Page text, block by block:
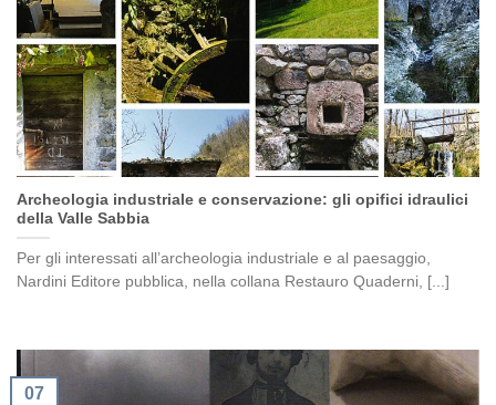
Archeologia industriale e conservazione: gli opifici idraulici
della Valle Sabbia
Per gli interessati all’archeologia industriale e al paesaggio,
Nardini Editore pubblica, nella collana Restauro Quaderni, [...]
07